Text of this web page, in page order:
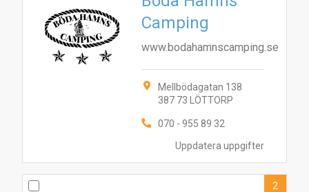
Uppdatera uppgifter
Camping
www.bodahamnscamping.se
Mellbödagatan 138
387 73 LÖTTORP
070 - 955 89 32
2